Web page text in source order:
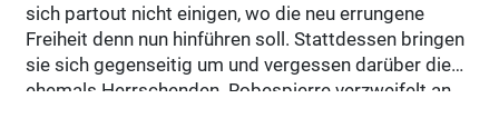
sich partout nicht einigen, wo die neu errungene
Freiheit denn nun hinführen soll. Stattdessen bringen
sie sich gegenseitig um und vergessen darüber die
ehemals Herrschenden. Robespierre verzweifelt an